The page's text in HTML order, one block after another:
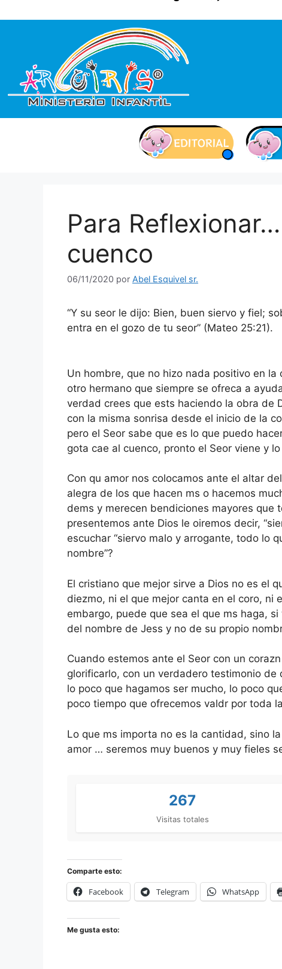
Para
cuenco
06/11/2020 por Abel Esquivel sr.
“Y su seor le dijo: Bien, buen siervo y fiel;
entra en el gozo de tu seor” (Mateo 25:21).
Un hombre, que no hizo nada positivo en
otro hermano que siempre se ofreca a
verdad crees que ests haciendo la obra de
con la misma sonrisa desde el inicio de la
pero el Seor sabe que es lo que puedo
gota cae al cuenco, pronto el Seor viene y
Con qu amor nos colocamos ante el altar
alegra de los que hacen ms o hacemos
dems y merecen bendiciones mayores que
presentemos ante Dios le oiremos decir,
escuchar “siervo malo y arrogante, todo lo
nombre”?
El cristiano que mejor sirve a Dios no es el
diezmo, ni el que mejor canta en el coro, ni
embargo, puede que sea el que ms haga,
del nombre de Jess y no de su propio
Cuando estemos ante el Seor con un
glorificarlo, con un verdadero testimonio
lo poco que hagamos ser mucho, lo poco
poco tiempo que ofrecemos valdr por toda
Lo que ms importa no es la cantidad, sino
amor … seremos muy buenos y muy fieles
267
Visitas totales
Comparte esto:
Facebook Telegram WhatsApp
Me gusta esto: